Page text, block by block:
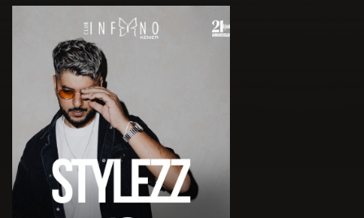
Doğum Yeriniz *
Doğum Tarihiniz *
Cinsiyet *
En Sevdiğiniz Sanatçılar *
Favori Dj leriniz *
Hangi Müzik Tarzını Dinliyorsunuz? *